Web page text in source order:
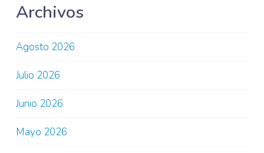
Archivos
Agosto 2026
Julio 2026
Junio 2026
Mayo 2026